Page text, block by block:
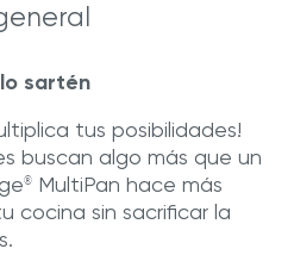
sartén
tus posibilidades!
buscan algo más que un
® MultiPan hace más
cocina sin sacrificar la